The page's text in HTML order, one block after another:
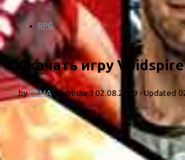
RPG
Скачать игру
byDEMA · Published02.08.2019 · Updated